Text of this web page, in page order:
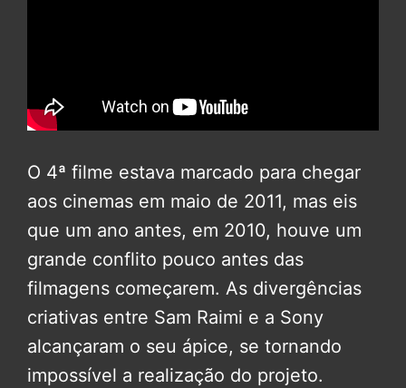
O 4ª filme estava marcado para chegar
aos cinemas em maio de 2011, mas eis
que um ano antes, em 2010, houve um
grande conflito pouco antes das
filmagens começarem. As divergências
criativas entre Sam Raimi e a Sony
alcançaram o seu ápice, se tornando
impossível a realização do projeto.